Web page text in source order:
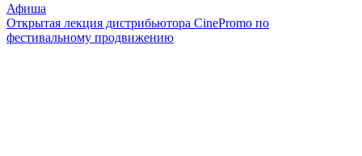
Афиша
Открытая лекция дистрибьютора CinePromo по
фестивальному продвижению